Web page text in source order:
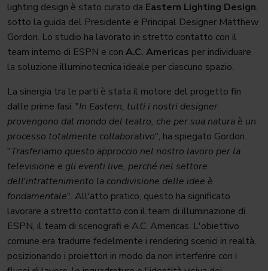
lighting design è stato curato da Eastern Lighting Design,
sotto la guida del Presidente e Principal Designer Matthew
Gordon. Lo studio ha lavorato in stretto contatto con il
team interno di ESPN e con A.C. Americas per individuare
la soluzione illuminotecnica ideale per ciascuno spazio.
La sinergia tra le parti è stata il motore del progetto fin
dalle prime fasi. "In Eastern, tutti i nostri designer
provengono dal mondo del teatro, che per sua natura è un
processo totalmente collaborativo", ha spiegato Gordon.
"Trasferiamo questo approccio nel nostro lavoro per la
televisione e gli eventi live, perché nel settore
dell'intrattenimento la condivisione delle idee è
fondamentale". All'atto pratico, questo ha significato
lavorare a stretto contatto con il team di illuminazione di
ESPN, il team di scenografi e A.C. Americas. L'obiettivo
comune era tradurre fedelmente i rendering scenici in realtà,
posizionando i proiettori in modo da non interferire con i